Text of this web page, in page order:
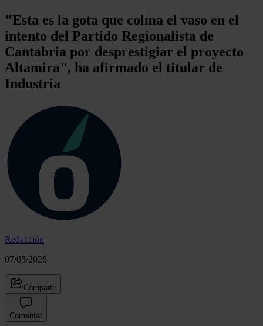
"Esta es la gota que colma el vaso en el
intento del Partido Regionalista de
Cantabria por desprestigiar el proyecto
Altamira", ha afirmado el titular de
Industria
Redacción
07/05/2026
Compartir
Comentar